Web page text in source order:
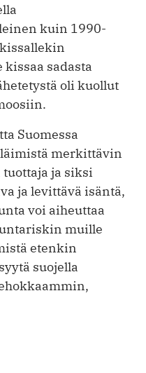
kuin 1990-
sadasta
oli kuollut
Suomessa
merkittävin
ja siksi
ja levittävä isäntä,
voi aiheuttaa
muille
etenkin
suojella